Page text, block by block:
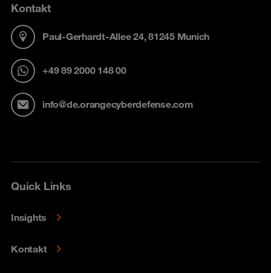
Kontakt
Paul-Gerhardt-Allee 24, 81245 Munich
+49 89 2000 148 00
info@de.orangecyberdefense.com
Quick Links
Insights
Kontakt